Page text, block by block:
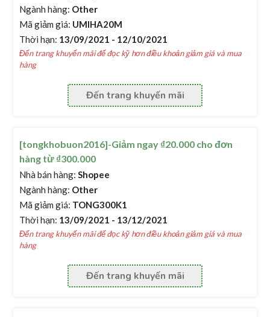
Ngành hàng: Other
Mã giảm giá: UMIHA20M
Thời hạn: 13/09/2021 - 12/10/2021
Đến trang khuyến mãi để đọc kỹ hơn điều khoản giảm giá và mua
hàng
Đến trang khuyến mãi
[tongkhobuon2016]-Giảm ngay ₫20.000 cho đơn
hàng từ ₫300.000
Nhà bán hàng: Shopee
Ngành hàng: Other
Mã giảm giá: TONG300K1
Thời hạn: 13/09/2021 - 13/12/2021
Đến trang khuyến mãi để đọc kỹ hơn điều khoản giảm giá và mua
hàng
Đến trang khuyến mãi